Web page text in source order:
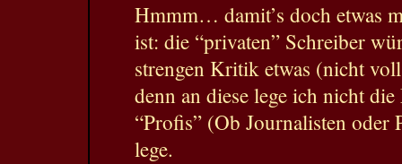
Hmmm… damit’s doch etwas
ist: die “privaten” Schreiber
strengen Kritik etwas (nicht
denn an diese lege ich nicht
“Profis” (Ob Journalisten oder
lege.